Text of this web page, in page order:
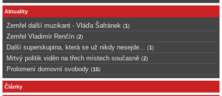
Aktuality
Zemřel další muzikant - Vláďa Šafránek (1)
Zemřel Vladimír Renčín (2)
Další superskupina, která se už nikdy nesejde... (1)
Mrtvý politik viděn na třech místech současně (2)
Prolomení domovní svobody (15)
Články